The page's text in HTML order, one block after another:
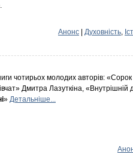
Анонс
Духовність,
чотирьох молодих авторів: «Сорок
Дмитра Лазуткіна, «Внутрішній
» Детальніше...